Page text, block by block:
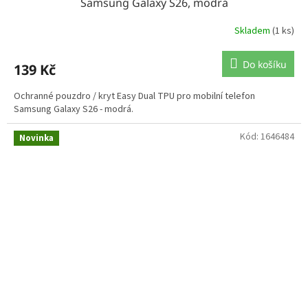
Skladem (1 ks)
139 Kč Do košíku
Ochranné pouzdro / kryt Easy Dual TPU pro mobilní telefon
Samsung Galaxy S26 - modrá.
Novinka Kód: 1646484